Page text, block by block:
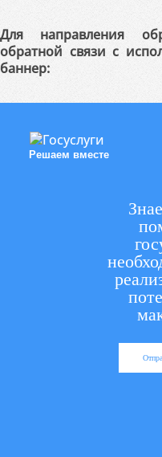
Для направления
обратной связи с
баннер:
Решаем вместе